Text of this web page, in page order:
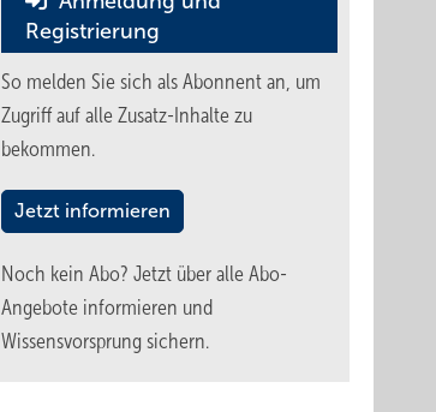
Registrierung
So melden Sie sich als Abonnent an, um
Zugriff auf alle Zusatz-Inhalte zu
bekommen.
Jetzt informieren
Noch kein Abo? Jetzt über alle Abo-
Angebote informieren und
Wissensvorsprung sichern.